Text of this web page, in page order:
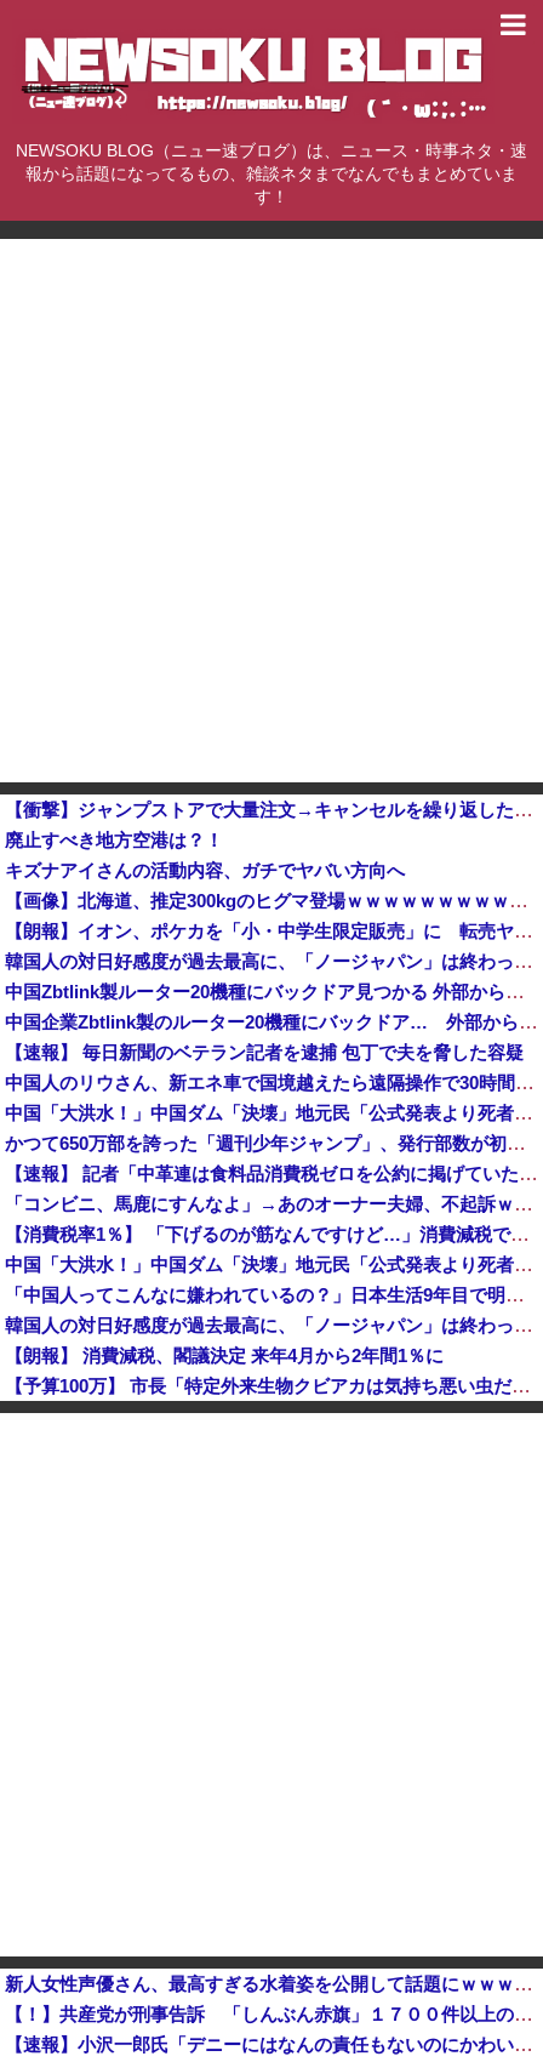
NEWSOKU BLOG（ニュー速ブログ）は、ニュース・時事ネタ・速
報から話題になってるもの、雑談ネタまでなんでもまとめていま
す！
【衝撃】ジャンプストアで大量注文→キャンセルを繰り返した32歳女を逮捕 238アカウント、総額43億円超「注文したことで欲求が満たされた」
廃止すべき地方空港は？！
キズナアイさんの活動内容、ガチでヤバい方向へ
【画像】北海道、推定300kgのヒグマ登場ｗｗｗｗｗｗｗｗｗｗｗｗｗｗｗｗｗｗｗｗ他
【朗報】イオン、ポケカを「小・中学生限定販売」に 転売ヤー対策が大絶賛ｗｗｗ
韓国人の対日好感度が過去最高に、「ノージャパン」は終わった？＝ネット「中国より100倍いい」
中国Zbtlink製ルーター20機種にバックドア見つかる 外部から完全制御のおそれ
中国企業Zbtlink製のルーター20機種にバックドア… 外部から完全制御のおそれ
【速報】 毎日新聞のベテラン記者を逮捕 包丁で夫を脅した容疑
中国人のリウさん、新エネ車で国境越えたら遠隔操作で30時間ロックされる！
中国「大洪水！」中国ダム「決壊」地元民「公式発表より死者多い！」中国政府「住民拘束！（安否不明」中国当局「救助隊動画も削除」台風13号「三峡ダム接近中」→
かつて650万部を誇った「週刊少年ジャンプ」、発行部数が初の100万部割れ
【速報】 記者「中革連は食料品消費税ゼロを公約に掲げていたが？」→階猛氏「そ、それは財源確保という条件付き」
「コンビニ、馬鹿にすんなよ」→あのオーナー夫婦、不起訴ｗｗｗｗｗｗｗｗｗ
【消費税率1％】 「下げるのが筋なんですけど…」消費減税で値下がりする分と同じだけ商品を値上げして店頭価格を変えない店も
中国「大洪水！」中国ダム「決壊」地元民「公式発表より死者多い！」中国政府「住民拘束！（安否不明」中国当局「救助隊動画も削除」台風13号「三峡ダム接近中」→
「中国人ってこんなに嫌われているの？」日本生活9年目で明かす本心！
韓国人の対日好感度が過去最高に、「ノージャパン」は終わった？＝ネット「中国より100倍いい」
【朗報】 消費減税、閣議決定 来年4月から2年間1％に
【予算100万】 市長「特定外来生物クビアカは気持ち悪い虫だしそんな需要ないと思う」1匹300円相当の報奨金→初日に42万取られ焦り
中国「大洪水！」中国ダム「決壊」地元民「公式発表より死者多い！」中国政府「住民拘束！（安否不明」中国当局「救助隊動画も削除」台風13号「三峡ダム接近中」→
新人女性声優さん、最高すぎる水着姿を公開して話題にｗｗｗｗｗｗ
【！】共産党が刑事告訴 「しんぶん赤旗」１７００件以上の虚偽購読申し込み 「厳重な処罰を求める」
【速報】小沢一郎氏「デニーにはなんの責任もないのにかわいそう、不幸なこと利用し悪宣伝する人にしっかり対応を」